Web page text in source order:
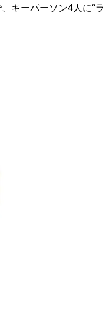
キーパーソン4人に“